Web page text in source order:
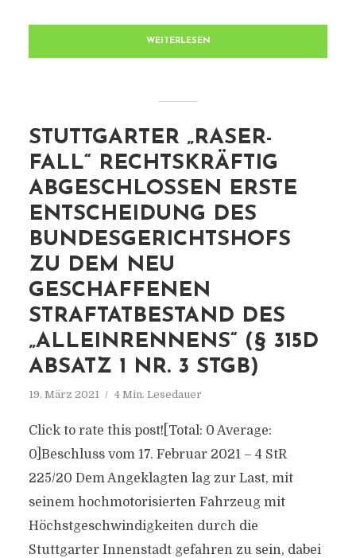
WEITERLESEN
STUTTGARTER „RASER-
FALL“ RECHTSKRÄFTIG
ABGESCHLOSSEN ERSTE
ENTSCHEIDUNG DES
BUNDESGERICHTSHOFS
ZU DEM NEU
GESCHAFFENEN
STRAFTATBESTAND DES
„ALLEINRENNENS“ (§ 315D
ABSATZ 1 NR. 3 STGB)
19. März 2021 4 Min. Lesedauer
Click to rate this post![Total: 0 Average:
0]Beschluss vom 17. Februar 2021 – 4 StR
225/20 Dem Angeklagten lag zur Last, mit
seinem hochmotorisierten Fahrzeug mit
Höchstgeschwindigkeiten durch die
Stuttgarter Innenstadt gefahren zu sein, dabei